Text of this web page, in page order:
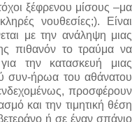
ξέφρενου μίσους –μα
νουθεσίες;). Είναι
με την ανάληψη μιας
πιθανόν το τραύμα να
την κατασκευή μιας
συν-ήρωα του αθάνατου
προσφέρουν
και την τιμητική θέση
ή σε έναν σπάνιο